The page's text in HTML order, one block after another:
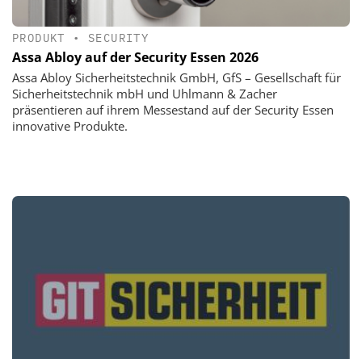
PRODUKT • SECURITY
Assa Abloy auf der Security Essen 2026
Assa Abloy Sicherheitstechnik GmbH, GfS – Gesellschaft für
Sicherheitstechnik mbH und Uhlmann & Zacher
präsentieren auf ihrem Messestand auf der Security Essen
innovative Produkte.